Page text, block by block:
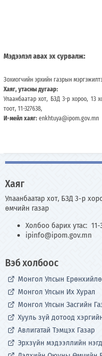
Мэдээлэл авах эх сурвалж:
Зохиогчийн эрхийн газрын
Хаяг, утасны дугаар:
Улаанбаатар хот, БЗД 3-р хороо, 13
тоот, 11-327638,
И-мейл хаяг: enkhtuya@ipom.gov.mn
Хаяг
Улаанбаатар хот, БЗД 3-р
өмчийн газар
Холбоо барих утас: 11-
ipinfo@ipom.gov.mn
Вэб холбоос
Монгол Улсын
Монгол Улсын Их Хурал
Монгол Улсын Засгийн
Хууль зүй дотоод
Авлигатай Тэмцэх Газар
Эрхзүйн мэдээллийн